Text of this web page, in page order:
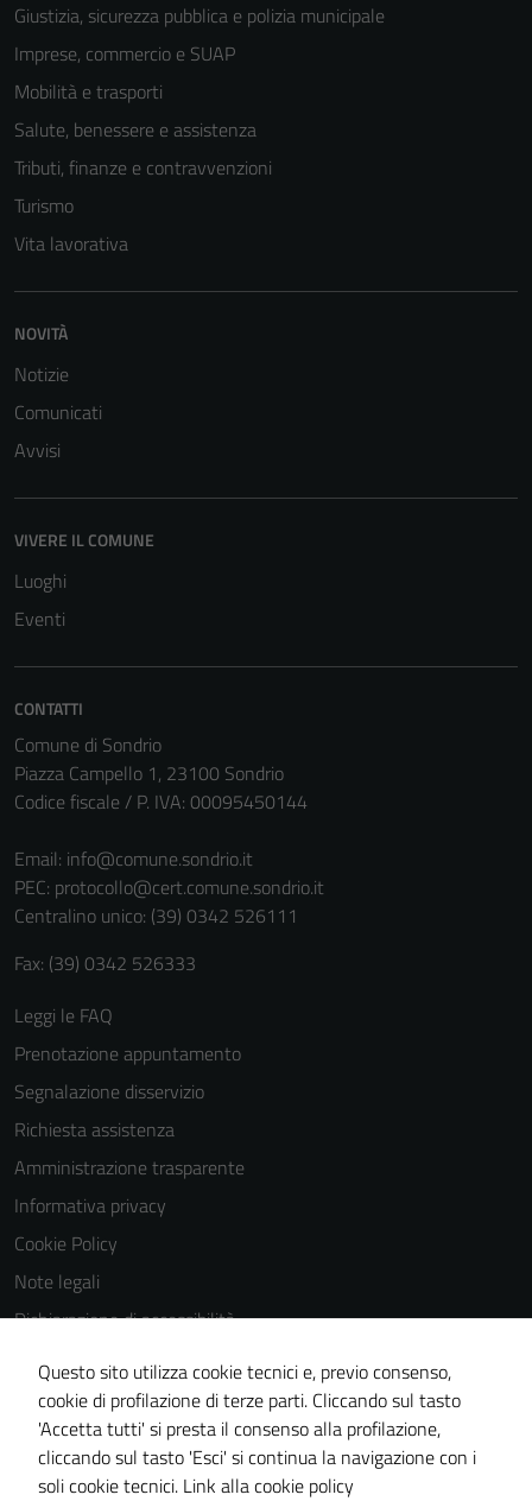
Giustizia, sicurezza pubblica e polizia municipale
Imprese, commercio e SUAP
Mobilità e trasporti
Salute, benessere e assistenza
Tributi, finanze e contravvenzioni
Turismo
Vita lavorativa
NOVITÀ
Notizie
Comunicati
Avvisi
VIVERE IL COMUNE
Luoghi
Eventi
CONTATTI
Comune di Sondrio
Piazza Campello 1, 23100 Sondrio
Codice fiscale / P. IVA: 00095450144
Email: info@comune.sondrio.it
PEC: protocollo@cert.comune.sondrio.it
Centralino unico: (39) 0342 526111
Fax: (39) 0342 526333
Leggi le FAQ
Prenotazione appuntamento
Segnalazione disservizio
Richiesta assistenza
Amministrazione trasparente
Informativa privacy
Cookie Policy
Note legali
Dichiarazione di accessibilità
Dichiarazione di accessibilità Servizi
Whistleblowing
Piano di miglioramento del sito
Area riservata
Questo sito utilizza cookie tecnici e, previo consenso,
cookie di profilazione di terze parti. Cliccando sul tasto
'Accetta tutti' si presta il consenso alla profilazione,
cliccando sul tasto 'Esci' si continua la navigazione con i
soli cookie tecnici. Link alla cookie policy
essere
Questi cookie
non raccolgono
informazioni
personali.